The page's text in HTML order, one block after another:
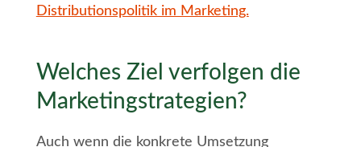
Distributionspolitik im Marketing.
Welches Ziel verfolgen die
Marketingstrategien?
Auch wenn die konkrete Umsetzung